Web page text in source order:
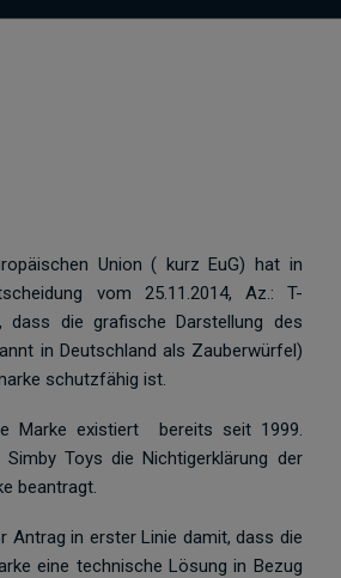
Union ( kurz EuG) hat in
vom 25.11.2014, Az.: T-
dass die grafische Darstellung des
in Deutschland als Zauberwürfel)
schutzfähig ist.
Marke existiert bereits seit 1999.
Toys die Nichtigerklärung der
beantragt.
Antrag in erster Linie damit, dass die
eine technische Lösung in Bezug